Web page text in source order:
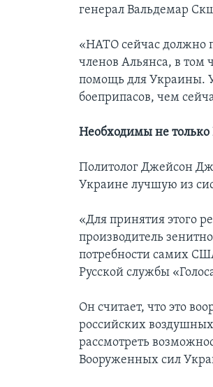
генерал Вальдемар
«НАТО сейчас должно
членов Альянса, в том
помощь для Украины.
боеприпасов, чем
Необходимы не только
Политолог Джейсон
Украине лучшую из
«Для принятия этого
производитель
потребности самих
Русской службы
Он считает, что это
российских
рассмотреть
Вооруженных сил